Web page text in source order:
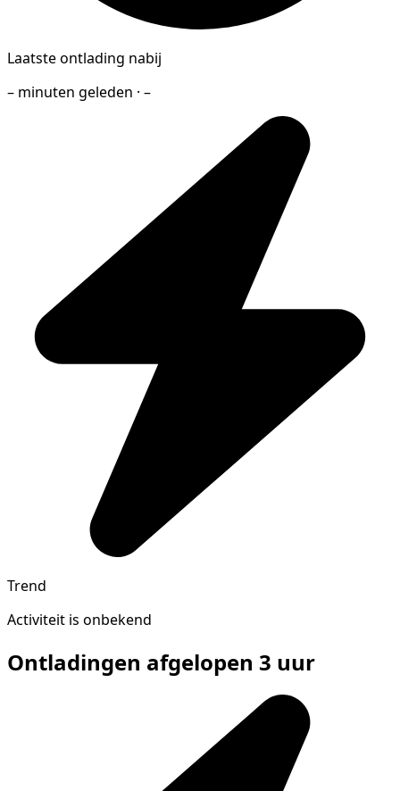
Laatste ontlading nabij
– minuten geleden · –
Trend
Activiteit is onbekend
Ontladingen afgelopen 3 uur